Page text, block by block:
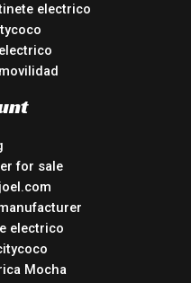
electrico
for sale
electrico
Mocha